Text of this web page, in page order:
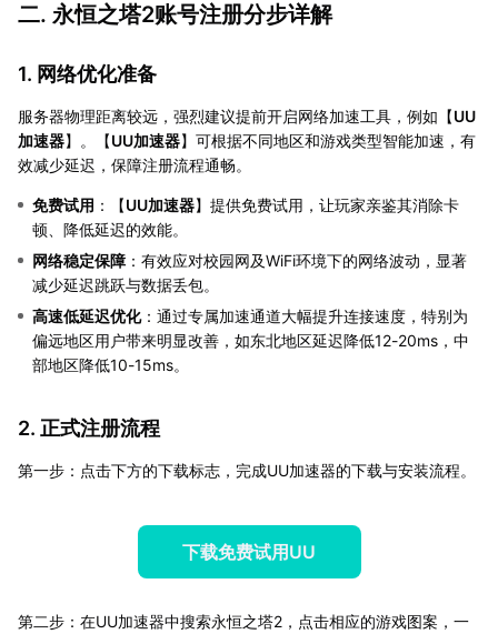
二. 永恒之塔2账号注册分步详解
1. 网络优化准备
服务器物理距离较远，强烈建议提前开启网络加速工具，例如【UU
加速器】。【UU加速器】可根据不同地区和游戏类型智能加速，有
效减少延迟，保障注册流程通畅。
免费试用 ：【UU加速器】提供免费试用，让玩家亲鉴其消除卡
顿、降低延迟的效能。
网络稳定保障 ：有效应对校园网及WiFi环境下的网络波动，显著
减少延迟跳跃与数据丢包。
高速低延迟优化：通过专属加速通道大幅提升连接速度，特别为
偏远地区用户带来明显改善，如东北地区延迟降低12-20ms，中
部地区降低10-15ms。
2. 正式注册流程
第一步：点击下方的下载标志，完成UU加速器的下载与安装流程。
下载免费试用UU
第二步：在UU加速器中搜索永恒之塔2，点击相应的游戏图案，一